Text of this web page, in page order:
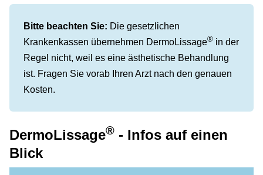
Bitte beachten Sie: Die gesetzlichen
Krankenkassen übernehmen DermoLissage® in der
Regel nicht, weil es eine ästhetische Behandlung
ist. Fragen Sie vorab Ihren Arzt nach den genauen
Kosten.
DermoLissage® - Infos auf einen
Blick